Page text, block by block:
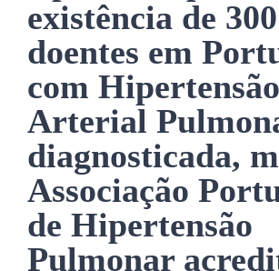
existência de 300
doentes em
com Hipertensão
Arterial
diagnosticada,
Associação
de Hipertensão
Pulmonar